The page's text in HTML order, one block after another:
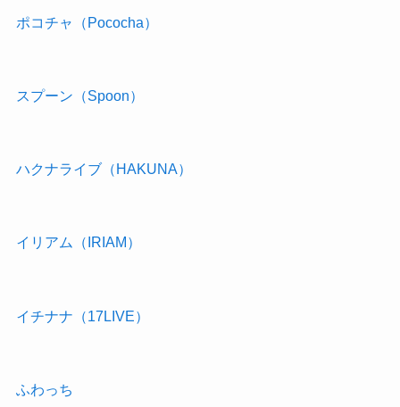
ポコチャ（Pococha）
スプーン（Spoon）
ハクナライブ（HAKUNA）
イリアム（IRIAM）
イチナナ（17LIVE）
ふわっち